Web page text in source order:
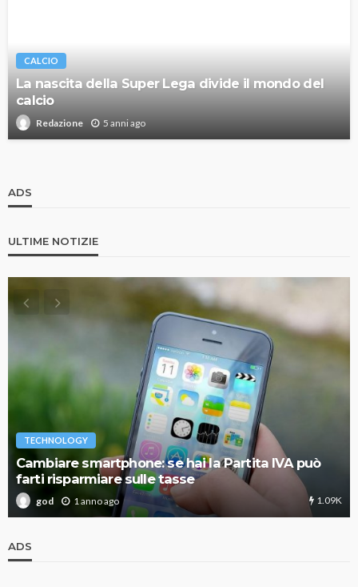
CALCIO
La nascita della Super Lega divide il mondo del
calcio
Redazione 5 anni ago
ADS
ULTIME NOTIZIE
TECHNOLOGY
Cambiare smartphone: se hai la Partita IVA può
farti risparmiare sulle tasse
god 1 anno ago 1.09K
ADS